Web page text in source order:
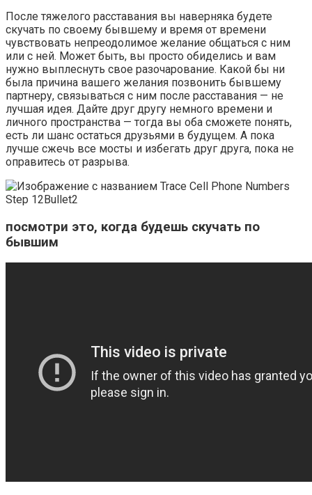
После тяжелого расставания вы наверняка будете
скучать по своему бывшему и время от времени
чувствовать непреодолимое желание общаться с ним
или с ней. Может быть, вы просто обиделись и вам
нужно выплеснуть свое разочарование. Какой бы ни
была причина вашего желания позвонить бывшему
партнеру, связываться с ним после расставания — не
лучшая идея. Дайте друг другу немного времени и
личного пространства — тогда вы оба сможете понять,
есть ли шанс остаться друзьями в будущем. А пока
лучше сжечь все мосты и избегать друг друга, пока не
оправитесь от разрыва.
посмотри это, когда будешь скучать по
бывшим